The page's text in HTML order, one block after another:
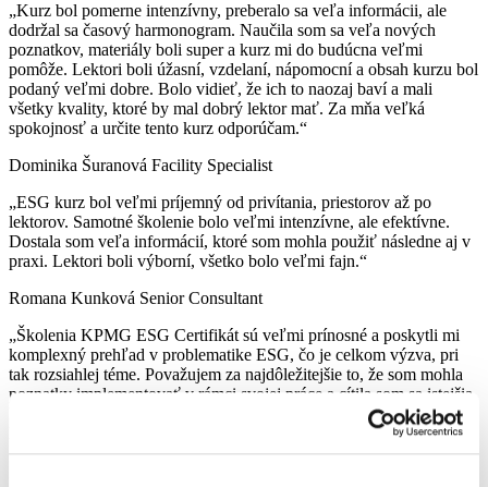
„Kurz bol pomerne intenzívny, preberalo sa veľa informácii, ale
dodržal sa časový harmonogram. Naučila som sa veľa nových
poznatkov, materiály boli super a kurz mi do budúcna veľmi
pomôže. Lektori boli úžasní, vzdelaní, nápomocní a obsah kurzu bol
podaný veľmi dobre. Bolo vidieť, že ich to naozaj baví a mali
všetky kvality, ktoré by mal dobrý lektor mať. Za mňa veľká
spokojnosť a určite tento kurz odporúčam.“
Dominika Šuranová Facility Specialist
„ESG kurz bol veľmi príjemný od privítania, priestorov až po
lektorov. Samotné školenie bolo veľmi intenzívne, ale efektívne.
Dostala som veľa informácií, ktoré som mohla použiť následne aj v
praxi. Lektori boli výborní, všetko bolo veľmi fajn.“
Romana Kunková Senior Consultant
„Školenia KPMG ESG Certifikát sú veľmi prínosné a poskytli mi
komplexný prehľad v problematike ESG, čo je celkom výzva, pri
tak rozsiahlej téme. Považujem za najdôležitejšie to, že som mohla
poznatky implementovať v rámci svojej práce a cítila som sa istejšia.
Lektori boli perfektní, celkovo prevedenie a organizáciu školenia